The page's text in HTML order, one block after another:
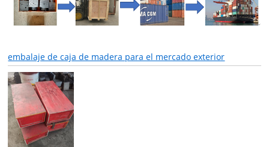
embalaje de caja de madera para el mercado exterior